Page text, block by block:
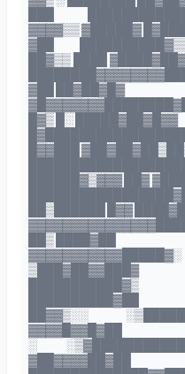
███
▓▓▓▓▒▒ ▓█████▓
▓██
██▓▒▒ ████ ▓████▓██▓
▓██ ██▓██▓█▓
█▓▒ █░ █████▓██▓█▓▓
█▓▓███
██████▓▒▓▓▓ ██▓
██▒██████ █▓▓
██▒ ████▓██
▒███▓██▓▓███▓
███████████▓▒
██████████▓██
██▓▓▒░░
▓▓▓▓█▓▓█▓██
░
▓██▓▓▓▓██▓██